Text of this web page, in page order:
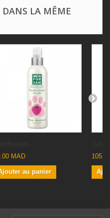
DANS LA MÊME
MAD
au panier